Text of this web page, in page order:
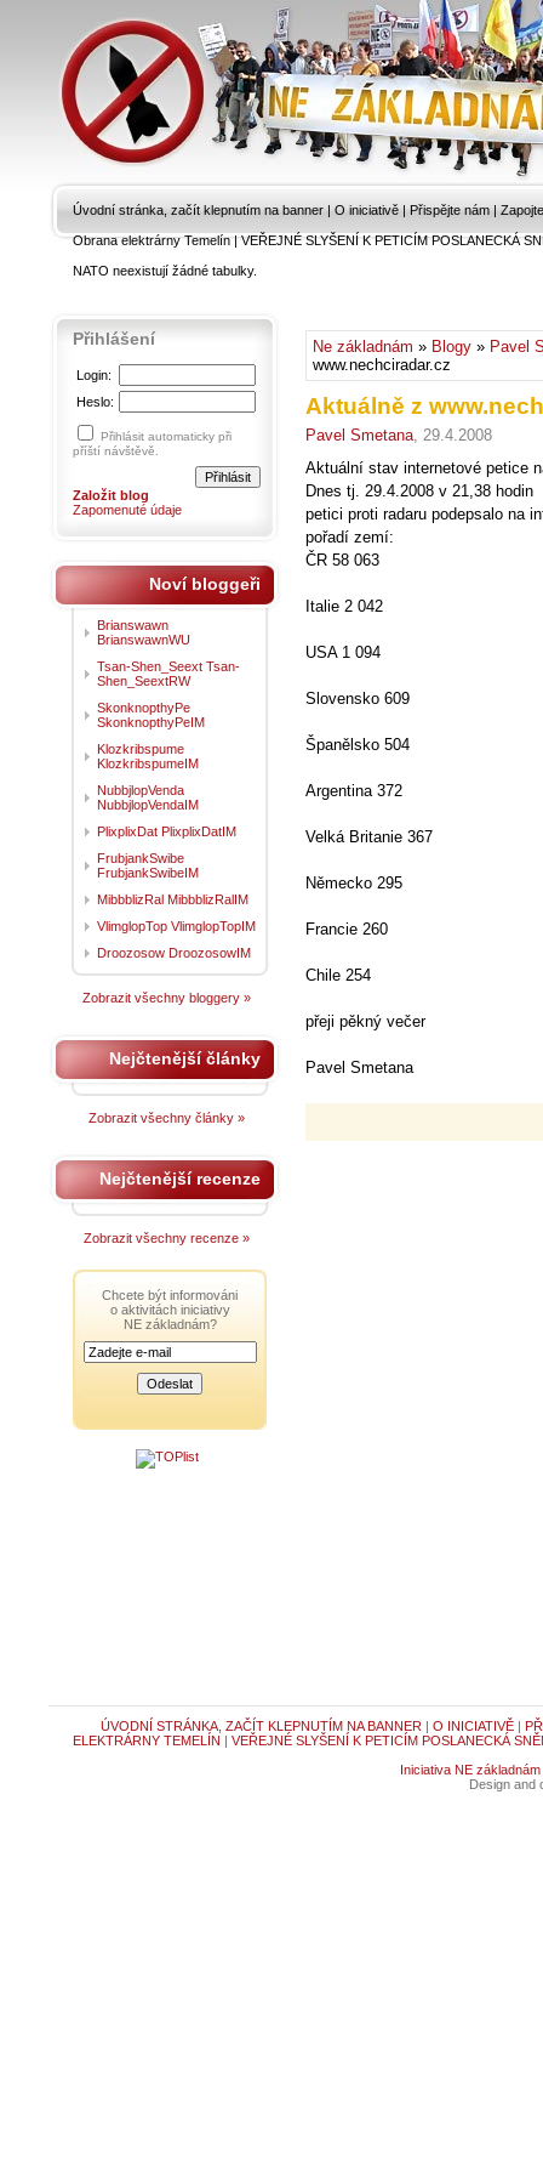
Úvodní stránka, začít klepnutím na banner | O iniciativě | Přispějte nám |
Obrana elektrárny Temelín|VEŘEJNÉ SLYŠENÍ K PETICÍM POSLANECKÁ
NATO neexistují žádné tabulky.
Ne základnám » Blogy » Pavel
www.nechciradar.cz
Aktuálně z
Pavel Smetana, 29.4.2008
Aktuální stav internetové petice
Dnes tj. 29.4.2008 v 21,38 hodin
petici proti radaru podepsalo na
pořadí zemí:
ČR 58 063
Italie 2 042
USA 1 094
Slovensko 609
Španělsko 504
Argentina 372
Velká Britanie 367
Německo 295
Francie 260
Chile 254
přeji pěkný večer
Pavel Smetana
Přihlášení
Login:
Heslo:
Přihlásit automaticky při
příští návštěvě.
Založit blog
Zapomenuté údaje
Noví bloggeři
Brianswawn
BrianswawnWU
Tsan-Shen_Seext Tsan-
Shen_SeextRW
SkonknopthyPe
SkonknopthyPeIM
Klozkribspume
KlozkribspumeIM
NubbjlopVenda
NubbjlopVendaIM
PlixplixDat PlixplixDatIM
FrubjankSwibe
FrubjankSwibeIM
MibbblizRal MibbblizRalIM
VlimglopTop VlimglopTopIM
Droozosow DroozosowIM
Zobrazit všechny bloggery »
Nejčtenější články
Zobrazit všechny články »
Nejčtenější recenze
Zobrazit všechny recenze »
Chcete být informováni
o aktivitách iniciativy
NE základnám?
ÚVODNÍ STRÁNKA, ZAČÍT KLEPNUTÍM NA BANNER | O INICIATIVĚ|
ELEKTRÁRNY TEMELÍN | VEŘEJNÉ SLYŠENÍ K PETICÍM POSLANECKÁ
Iniciativa NE základnám
Design and